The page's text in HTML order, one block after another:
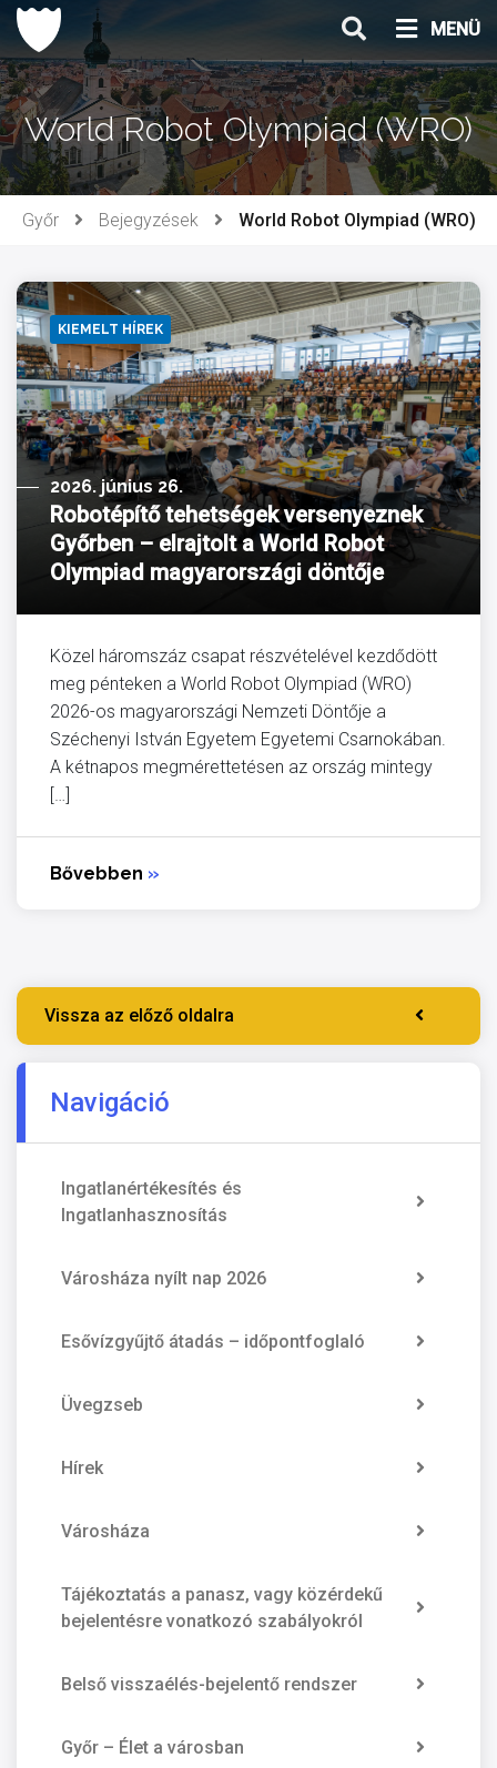
Ugrás
tartalomhoz
MENÜ
World Robot Olympiad (WRO)
Győr Bejegyzések World Robot Olympiad (WRO)
KIEMELT HÍREK
2026. június 26.
Robotépítő tehetségek versenyeznek
Győrben – elrajtolt a World Robot
Olympiad magyarországi döntője
Közel háromszáz csapat részvételével kezdődött
meg pénteken a World Robot Olympiad (WRO)
2026-os magyarországi Nemzeti Döntője a
Széchenyi István Egyetem Egyetemi Csarnokában.
A kétnapos megmérettetésen az ország mintegy
[…]
Bővebben »
Vissza az előző oldalra
Navigáció
Ingatlanértékesítés és
Ingatlanhasznosítás
Városháza nyílt nap 2026
Esővízgyűjtő átadás – időpontfoglaló
Üvegzseb
Hírek
Városháza
Tájékoztatás a panasz, vagy közérdekű
bejelentésre vonatkozó szabályokról
Belső visszaélés-bejelentő rendszer
Győr – Élet a városban